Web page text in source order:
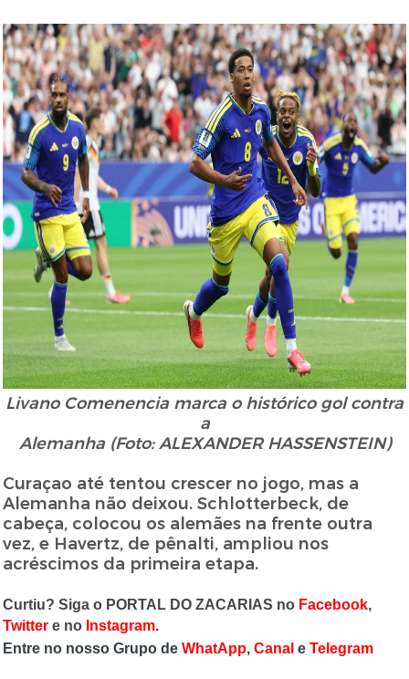
Livano Comenencia marca o histórico gol contra
a
Alemanha (Foto: ALEXANDER HASSENSTEIN)
Curaçao até tentou crescer no jogo, mas a
Alemanha não deixou. Schlotterbeck, de
cabeça, colocou os alemães na frente outra
vez, e Havertz, de pênalti, ampliou nos
acréscimos da primeira etapa.
Curtiu? Siga o PORTAL DO ZACARIAS no Facebook,
Twitter e no Instagram.
Entre no nosso Grupo deWhatApp,Canal eTelegram